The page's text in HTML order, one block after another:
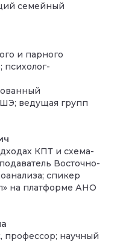
семейный
и парного
психолог-
ведущая групп
КПТ и схема-
Восточно-
спикер
на платформе АНО
профессор; научный